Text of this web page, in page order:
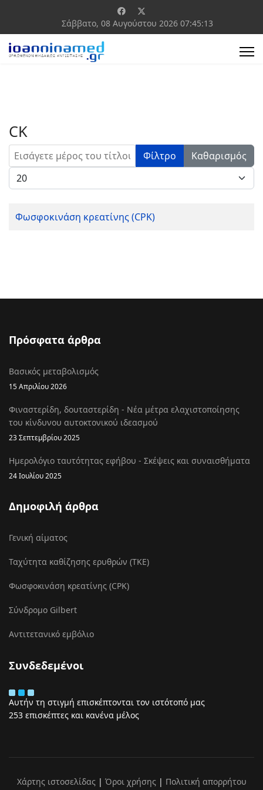
Σάββατο, 08 Αυγούστου 2026 07:45:13
CK
Εισάγετε μέρος του τίτλου. Φίλτρο
Καθαρισμός
Εμφάνιση #
Φωσφοκινάση κρεατίνης (CPK)
Πρόσφατα άρθρα
Βασικός μεταβολισμός
15 Απριλίου 2026
Φιναστερίδη, δουταστερίδη - Νέα μέτρα ελαχιστοποίησης
του κίνδυνου αυτοκτονικού ιδεασμού
23 Σεπτεμβρίου 2025
Ημερολόγιο ταυτότητας εφήβου - Σκέψεις και συναισθήματα
24 Ιουλίου 2025
Δημοφιλή άρθρα
Γενική αίματος
Ταχύτητα καθίζησης ερυθρών (ΤΚΕ)
Φωσφοκινάση κρεατίνης (CPK)
Σύνδρομο Gilbert
Αντιτετανικό εμβόλιο
Συνδεδεμένοι
Αυτήν τη στιγμή επισκέπτονται τον ιστότοπό μας
253 επισκέπτες και κανένα μέλος
Χάρτης ιστοσελίδας| Όροι χρήσης| Πολιτική απορρήτου